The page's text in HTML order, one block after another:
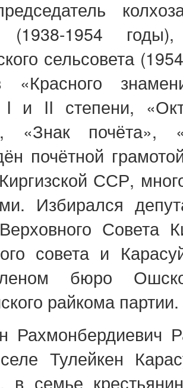
(1938-1954
сельсовета
«Красного
и II степени,
«Знак почёта»,
почётной
ССР,
Избирался
Совета
совета и
бюро
райкома партии.
Рахмонбердиевич
Тулейкен
в семье